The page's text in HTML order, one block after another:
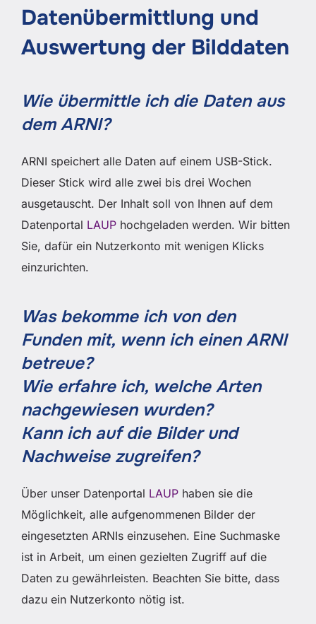
Datenübermittlung und
Auswertung der Bilddaten
Wie übermittle ich die Daten aus
dem ARNI?
ARNI speichert alle Daten auf einem USB-Stick.
Dieser Stick wird alle zwei bis drei Wochen
ausgetauscht. Der Inhalt soll von Ihnen auf dem
Datenportal LAUP hochgeladen werden. Wir bitten
Sie, dafür ein Nutzerkonto mit wenigen Klicks
einzurichten.
Was bekomme ich von den
Funden mit, wenn ich einen ARNI
betreue?
Wie erfahre ich, welche Arten
nachgewiesen wurden?
Kann ich auf die Bilder und
Nachweise zugreifen?
Über unser Datenportal LAUP haben sie die
Möglichkeit, alle aufgenommenen Bilder der
eingesetzten ARNIs einzusehen. Eine Suchmaske
ist in Arbeit, um einen gezielten Zugriff auf die
Daten zu gewährleisten. Beachten Sie bitte, dass
dazu ein Nutzerkonto nötig ist.